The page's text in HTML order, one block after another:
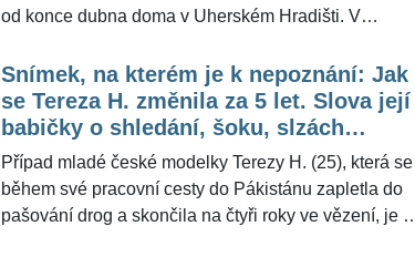
od konce dubna doma v Uherském Hradišti. V
kde zveřejnila několik svých aktuálních snímků.
Magazínu Reportér poskytla poměrně obsáhlý popis
svého životního příběhu, který začal ohlédnutím za
svém kufru heroin, stát se tak mělo při cestách z
Pákistánu do Evropy. Pro ŽivotvČesku.cz se ohledně
její kauzy vyjádřil bývalý ředitel Útvaru pro odhalování
Snímek, na kterém je k nepoznání: Jak
se Tereza H. změnila za 5 let. Slova její
babičky o shledání, šoku, slzách
radosti a rajské polévce
Případ mladé české modelky Terezy H. (25), která se
během své pracovní cesty do Pákistánu zapletla do
pašování drog a skončila na čtyři roky ve vězení, je u